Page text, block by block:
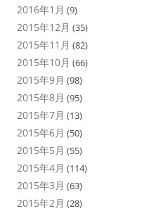
2016年1月 (9)
2015年12月 (35)
2015年11月 (82)
2015年10月 (66)
2015年9月 (98)
2015年8月 (95)
2015年7月 (13)
2015年6月 (50)
2015年5月 (55)
2015年4月 (114)
2015年3月 (63)
2015年2月 (28)